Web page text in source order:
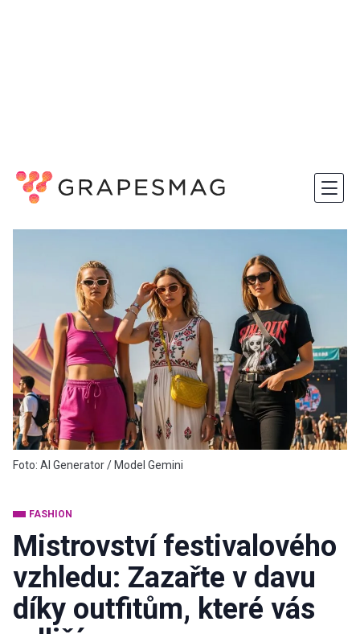
Foto: AI Generator / Model Gemini
FASHION
Mistrovství festivalového
vzhledu: Zazařte v davu
díky outfitům, které vás